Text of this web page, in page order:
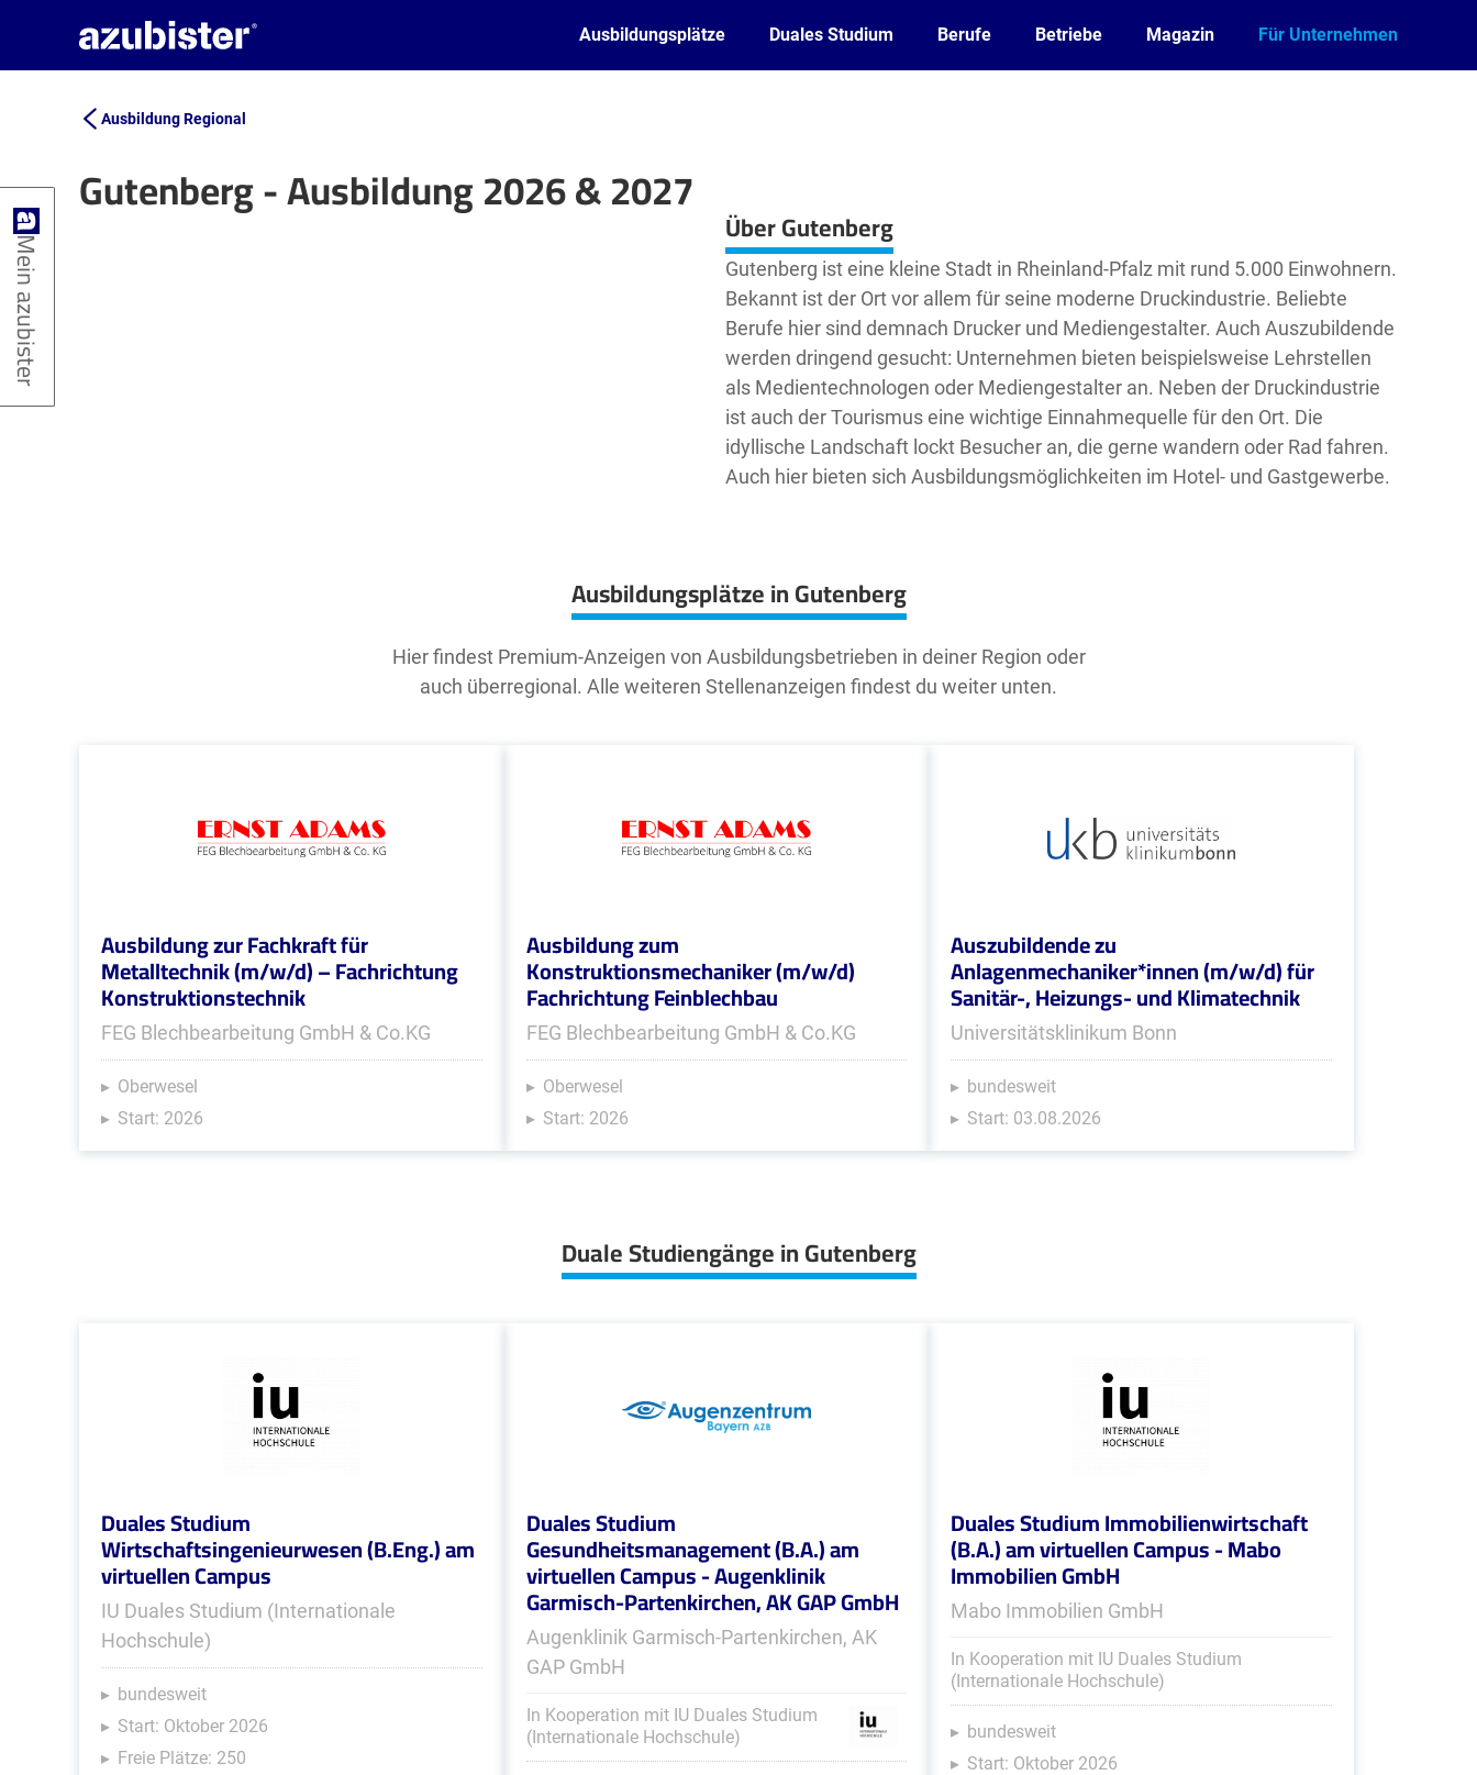
Ausbildungsplätze Duales Studium Berufe Betriebe Magazin Für Unternehmen
Ausbildung Regional
Gutenberg - Ausbildung 2026 & 2027
Leaflet| ©OpenStreetMap2contributors Über Gutenberg
Gutenberg ist eine kleine Stadt in Rheinland-Pfalz mit rund 5.000 Einwohnern.
Bekannt ist der Ort vor allem für seine moderne Druckindustrie. Beliebte
Berufe hier sind demnach Drucker und Mediengestalter. Auch Auszubildende
werden dringend gesucht: Unternehmen bieten beispielsweise Lehrstellen
als Medientechnologen oder Mediengestalter an. Neben der Druckindustrie
ist auch der Tourismus eine wichtige Einnahmequelle für den Ort. Die
idyllische Landschaft lockt Besucher an, die gerne wandern oder Rad fahren.
Auch hier bieten sich Ausbildungsmöglichkeiten im Hotel- und Gastgewerbe.
Ausbildungsplätze in Gutenberg
Hier findest Premium-Anzeigen von Ausbildungsbetrieben in deiner Region oder
auch überregional. Alle weiteren Stellenanzeigen findest du weiter unten.
Ausbildung zur Fachkraft für
Metalltechnik (m/w/d) – Fachrichtung
Konstruktionstechnik
FEG Blechbearbeitung GmbH & Co.KG
Oberwesel
Start: 2026
Ausbildung zum
Konstruktionsmechaniker (m/w/d)
Fachrichtung Feinblechbau
FEG Blechbearbeitung GmbH & Co.KG
Oberwesel
Start: 2026
Auszubildende zu
Anlagenmechaniker*innen (m/w/d) für
Sanitär-, Heizungs- und Klimatechnik
Universitätsklinikum Bonn
bundesweit
Start: 03.08.2026
Duale Studiengänge in Gutenberg
Duales Studium
Wirtschaftsingenieurwesen (B.Eng.) am
virtuellen Campus
IU Duales Studium (Internationale
Hochschule)
bundesweit
Start: Oktober 2026
Freie Plätze: 250
Duales Studium
Gesundheitsmanagement (B.A.) am
virtuellen Campus - Augenklinik
Garmisch-Partenkirchen, AK GAP GmbH
Augenklinik Garmisch-Partenkirchen, AK
GAP GmbH
In Kooperation mit IU Duales Studium
(Internationale Hochschule)
Duales Studium Immobilienwirtschaft
(B.A.) am virtuellen Campus - Mabo
Immobilien GmbH
Mabo Immobilien GmbH
In Kooperation mit IU Duales Studium
(Internationale Hochschule)
bundesweit
Start: Oktober 2026
Mein azubister